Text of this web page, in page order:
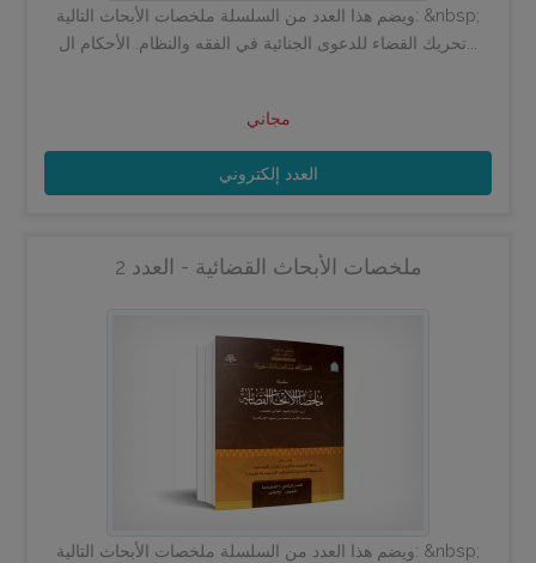
ويضم هذا العدد من السلسلة ملخصات الأبحاث التالية: &nbsp;
مجاني
العدد إلكتروني
ملخصات الأبحاث القضائية - العدد 2
ويضم هذا العدد من السلسلة ملخصات الأبحاث التالية: &nbsp;